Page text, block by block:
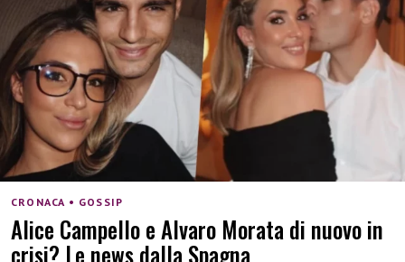
CRONACA • GOSSIP
Alice Campello e Alvaro Morata di nuovo in
crisi? Le news dalla Spagna